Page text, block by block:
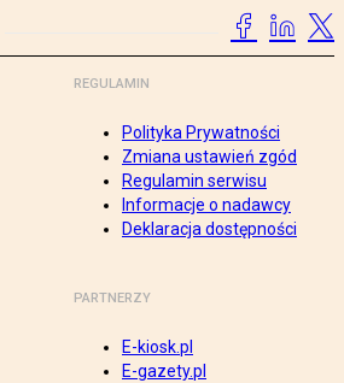
REGULAMIN
Polityka Prywatności
Zmiana ustawień zgód
Regulamin serwisu
Informacje o nadawcy
Deklaracja dostępności
PARTNERZY
E-kiosk.pl
E-gazety.pl